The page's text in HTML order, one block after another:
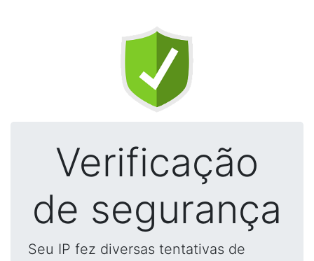
Verificação
de segurança
Seu IP fez diversas tentativas de